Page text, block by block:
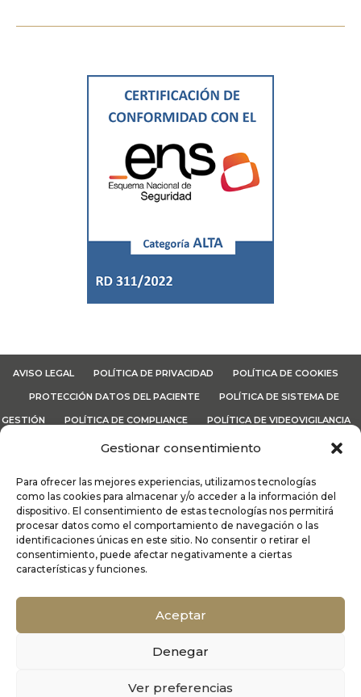
Gestionar consentimiento
Para ofrecer las mejores experiencias, utilizamos tecnologías
como las cookies para almacenar y/o acceder a la información del
dispositivo. El consentimiento de estas tecnologías nos permitirá
procesar datos como el comportamiento de navegación o las
identificaciones únicas en este sitio. No consentir o retirar el
consentimiento, puede afectar negativamente a ciertas
características y funciones.
Aceptar
Denegar
Ver preferencias
AVISO LEGAL POLÍTICA DE PRIVACIDAD POLÍTICA DE COOKIES
PROTECCIÓN DATOS DEL PACIENTE POLÍTICA DE SISTEMA DE
GESTIÓN POLÍTICA DE COMPLIANCE POLÍTICA DE VIDEOVIGILANCIA
CANAL ÉTICO TÉRMINOS Y CONDICIONES
Lo MáS| Dermatología y Médicina Estética Integral | Recoletas
Salud © 2026
Alergología|
Endocrinología y nutrición
Cirugía Plástica Facial| Medicina Estética
Medicina Estética Facial